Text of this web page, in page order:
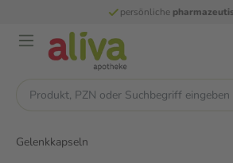
persönlichepharmazeutische
Gelenkkapseln